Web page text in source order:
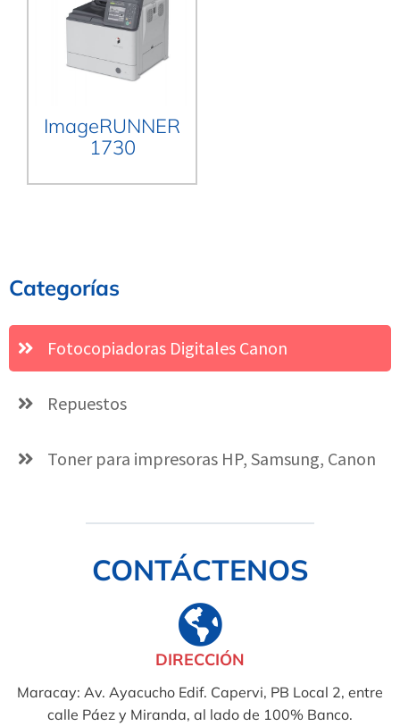
ImageRUNNER
1730
Categorías
Fotocopiadoras Digitales Canon
Repuestos
Toner para impresoras HP, Samsung, Canon
CONTÁCTENOS
DIRECCIÓN
Maracay: Av. Ayacucho Edif. Capervi, PB Local 2, entre
calle Páez y Miranda, al lado de 100% Banco.